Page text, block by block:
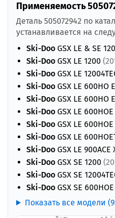
Применяемость
Деталь 505072942 по
устанавливается на
Ski-Doo GSX LE & SE
Ski-Doo GSX LE 1200
Ski-Doo GSX LE
Ski-Doo GSX LE 600HO
Ski-Doo GSX LE 600HO
Ski-Doo GSX LE 600HOE
Ski-Doo GSX LE 600HOE
Ski-Doo GSX LE
Ski-Doo GSX LE 900ACE
Ski-Doo GSX SE 1200
Ski-Doo GSX SE
Ski-Doo GSX SE 600HOE
Показать все модели